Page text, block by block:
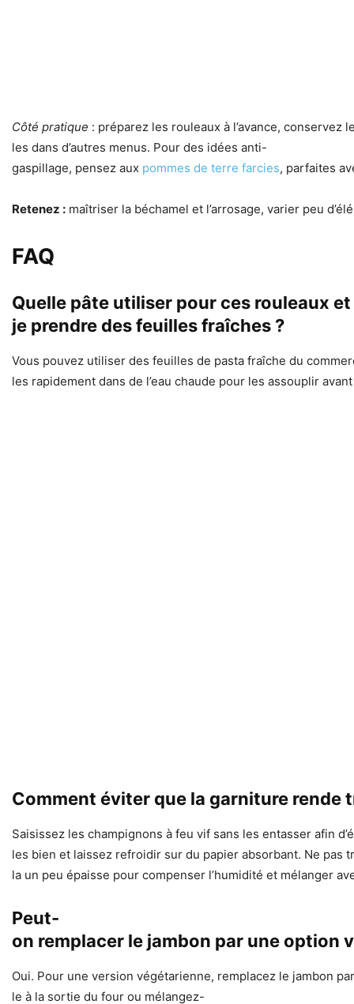
Côté pratique : préparez les rouleaux à l’avance, conservez
les dans d’autres menus. Pour des idées anti-
gaspillage, pensez aux pommes de terre farcies, parfaites
Retenez : maîtriser la béchamel et l’arrosage, varier peu
FAQ
Quelle pâte utiliser pour ces rouleaux
je prendre des feuilles fraîches ?
Vous pouvez utiliser des feuilles de pasta fraîche du
les rapidement dans de l’eau chaude pour les assouplir
Comment éviter que la garniture rende
Saisissez les champignons à feu vif sans les entasser afin
les bien et laissez refroidir sur du papier absorbant. Ne pas
la un peu épaisse pour compenser l’humidité et mélanger
Peut-
on remplacer le jambon par une option
Oui. Pour une version végétarienne, remplacez le jambon
le à la sortie du four ou mélangez-